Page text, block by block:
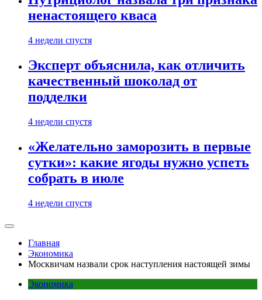
ненастоящего кваса
4 недели спустя
Эксперт объяснила, как отличить
качественный шоколад от
подделки
4 недели спустя
«Желательно заморозить в первые
сутки»: какие ягоды нужно успеть
собрать в июле
4 недели спустя
Главная
Экономика
Москвичам назвали срок наступления настоящей зимы
Экономика